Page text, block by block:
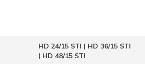
HD 24/15 STI | HD 36/15 STI
| HD 48/15 STI